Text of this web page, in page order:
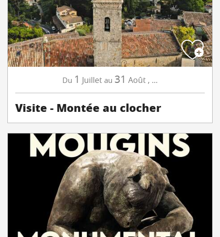
Du 1 Juillet au 31 Août , ...
Visite - Montée au clocher